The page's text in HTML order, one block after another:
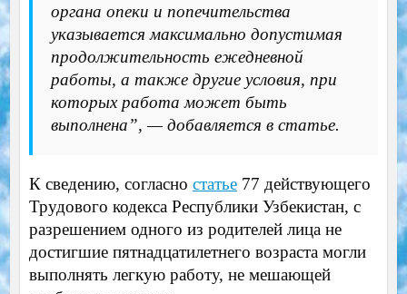
органа опеки и попечительства
указывается максимально допустимая
продолжительность ежедневной
работы, а также другие условия, при
которых работа может быть
выполнена”, — добавляется в статье.
К сведению, согласно статье77 действующего
Трудового кодекса Республики Узбекистан, с
разрешением одного из родителей лица не
достигшие пятнадцатилетнего возраста могли
выполнять легкую работу, не мешающей